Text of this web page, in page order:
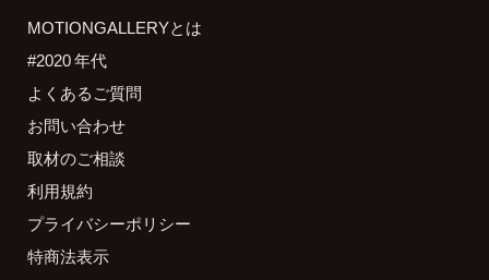
MOTIONGALLERYとは
#2020 年代
よくあるご質問
お問い合わせ
取材のご相談
利用規約
プライバシーポリシー
特商法表示